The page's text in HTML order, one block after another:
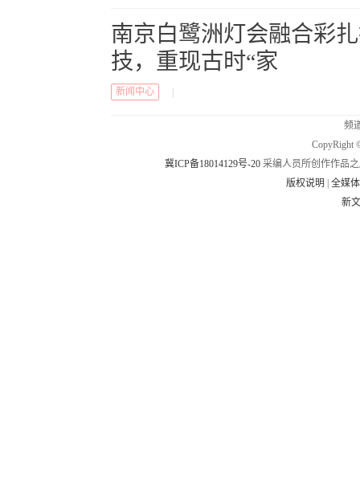
南京白鹭洲灯会融合彩
技，重现古时“家
新闻中心
频
CopyRight
冀ICP备18014129号-20 采编人员所创作作品
版权说明
|全媒
新